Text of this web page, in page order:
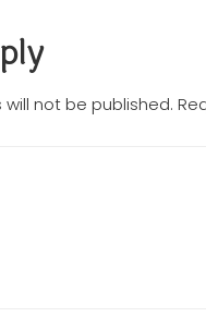
not be published.